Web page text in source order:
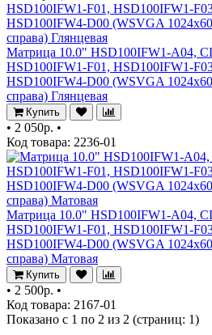
Матрица 10.0" HSD100IFW1-A04,
HSD100IFW1-F01, HSD100IFW1-
HSD100IFW4-D00 (WSVGA
справа) Глянцевая
Купить
• 2 050р. •
Код товара: 2236-01
Матрица 10.0" HSD100IFW1-A04,
HSD100IFW1-F01, HSD100IFW1-
HSD100IFW4-D00 (WSVGA
справа) Матовая
Купить
• 2 500р. •
Код товара: 2167-01
Показано с 1 по 2 из 2 (страниц: 1)